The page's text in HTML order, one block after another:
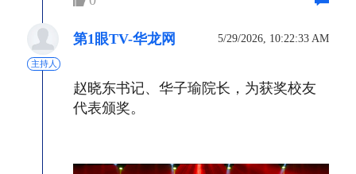
主持人
第1眼TV-华龙网 5/29/2026, 10:22:33 AM
赵晓东书记、华子瑜院长，为获奖校友
代表颁奖。